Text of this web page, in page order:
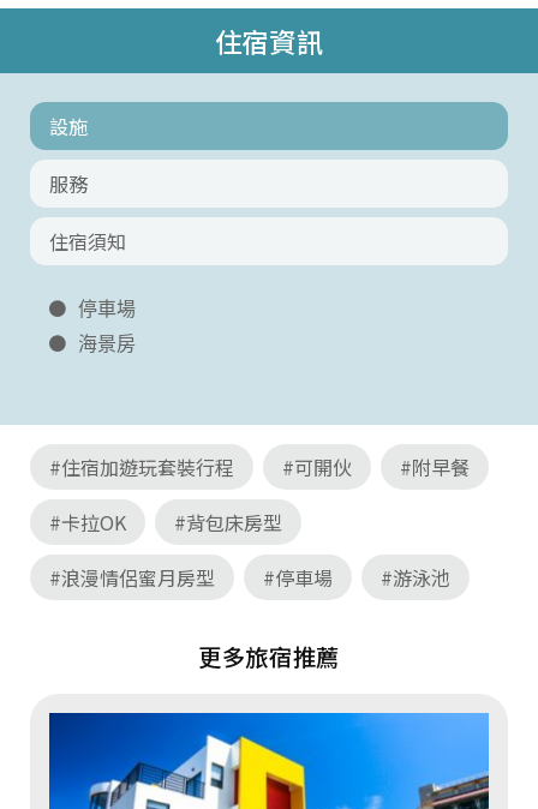
住宿資訊
設施
服務
住宿須知
停車場
海景房
#住宿加遊玩套裝行程 #可開伙
#附早餐
#卡拉OK
#背包床房型
#浪漫情侶蜜月房型
#停車場 #游泳池
更多旅宿推薦